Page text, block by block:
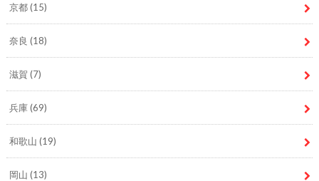
京都(15)
奈良 (18)
滋賀 (7)
兵庫(69)
和歌山 (19)
岡山 (13)